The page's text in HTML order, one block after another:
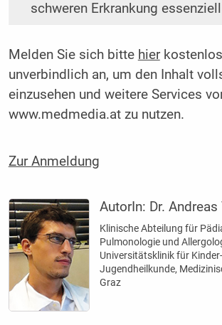
schweren Erkrankung
Melden Sie sich bitte hier
unverbindlich an, um den Inhalt
einzusehen und weitere Services
www.medmedia.at zu nutzen.
Zur Anmeldung
AutorIn: Dr.
Klinische Abteilung für
Pulmonologie und
Universitätsklinik für
Jugendheilkunde,
Graz